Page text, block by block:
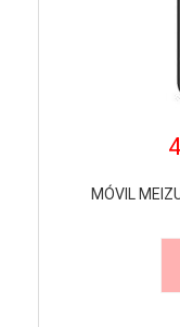
MÓVIL